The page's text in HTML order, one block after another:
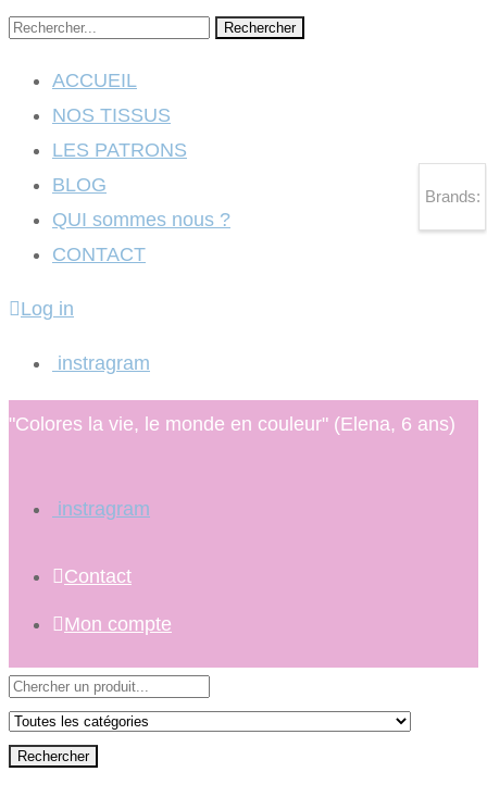
Rechercher
ACCUEIL
NOS TISSUS
LES PATRONS
BLOG
QUI sommes nous ?
CONTACT
Log in
instragram
"Colores la vie, le monde en couleur" (Elena, 6 ans)
instragram
Contact
Mon compte
Rechercher
Brands: